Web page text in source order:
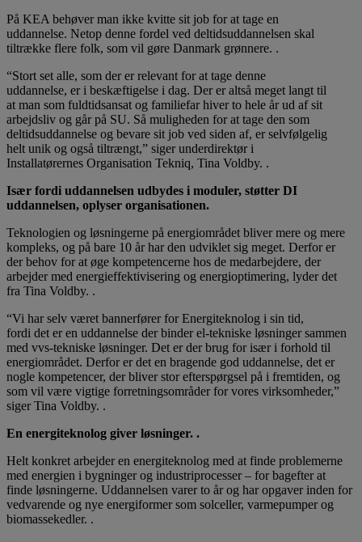
På KEA behøver man ikke kvitte sit job for at tage en
uddannelse. Netop denne fordel ved deltidsuddannelsen skal
tiltrække flere folk, som vil gøre Danmark grønnere. .
“Stort set alle, som der er relevant for at tage denne
uddannelse, er i beskæftigelse i dag. Der er altså meget langt til
at man som fuldtidsansat og familiefar hiver to hele år ud af sit
arbejdsliv og går på SU. Så muligheden for at tage den som
deltidsuddannelse og bevare sit job ved siden af, er selvfølgelig
helt unik og også tiltrængt,” siger underdirektør i
Installatørernes Organisation Tekniq, Tina Voldby. .
Især fordi uddannelsen udbydes i moduler, støtter DI
uddannelsen, oplyser organisationen.
Teknologien og løsningerne på energiområdet bliver mere og mere
kompleks, og på bare 10 år har den udviklet sig meget. Derfor er
der behov for at øge kompetencerne hos de medarbejdere, der
arbejder med energieffektivisering og energioptimering, lyder det
fra Tina Voldby. .
“Vi har selv været bannerfører for Energiteknolog i sin tid,
fordi det er en uddannelse der binder el-tekniske løsninger sammen
med vvs-tekniske løsninger. Det er der brug for især i forhold til
energiområdet. Derfor er det en bragende god uddannelse, det er
nogle kompetencer, der bliver stor efterspørgsel på i fremtiden, og
som vil være vigtige forretningsområder for vores virksomheder,”
siger Tina Voldby. .
En energiteknolog giver løsninger. .
Helt konkret arbejder en energiteknolog med at finde problemerne
med energien i bygninger og industriprocesser – for bagefter at
finde løsningerne. Uddannelsen varer to år og har opgaver inden for
vedvarende og nye energiformer som solceller, varmepumper og
biomassekedler. .